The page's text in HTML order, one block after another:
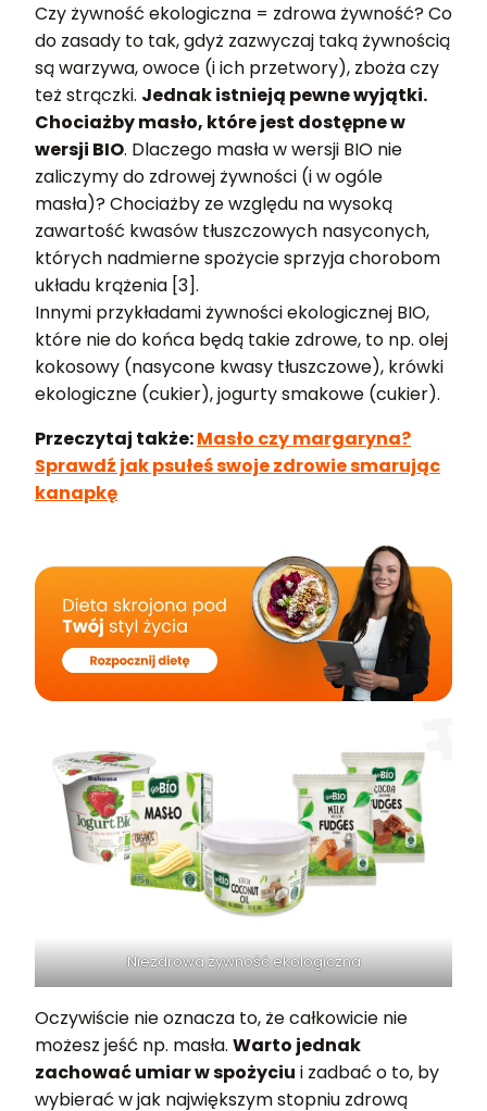
Czy żywność ekologiczna = zdrowa żywność? Co
do zasady to tak, gdyż zazwyczaj taką żywnością
są warzywa, owoce (i ich przetwory), zboża czy
też strączki. Jednak istnieją pewne wyjątki.
Chociażby masło, które jest dostępne w
wersji BIO. Dlaczego masła w wersji BIO nie
zaliczymy do zdrowej żywności (i w ogóle
masła)? Chociażby ze względu na wysoką
zawartość kwasów tłuszczowych nasyconych,
których nadmierne spożycie sprzyja chorobom
układu krążenia [3].
Innymi przykładami żywności ekologicznej BIO,
które nie do końca będą takie zdrowe, to np. olej
kokosowy (nasycone kwasy tłuszczowe), krówki
ekologiczne (cukier), jogurty smakowe (cukier).
Przeczytaj także:Masło czy margaryna?
Sprawdź jak psułeś swoje zdrowie smarując
kanapkę
Niezdrowa żywność ekologiczna
Oczywiście nie oznacza to, że całkowicie nie
możesz jeść np. masła. Warto jednak
zachować umiar w spożyciu i zadbać o to, by
wybierać w jak największym stopniu zdrową